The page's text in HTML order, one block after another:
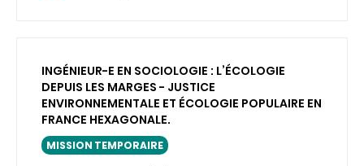
INGÉNIEUR-E EN SOCIOLOGIE : L’ÉCOLOGIE
DEPUIS LES MARGES - JUSTICE
ENVIRONNEMENTALE ET ÉCOLOGIE POPULAIRE EN
FRANCE HEXAGONALE.
MISSION TEMPORAIRE